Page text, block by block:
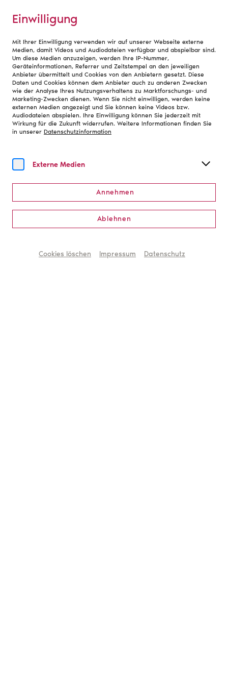
Einwilligung
Mit Ihrer Einwilligung verwenden wir auf unserer Webseite externe
Medien, damit Videos und Audiodateien verfügbar und abspielbar sind.
Um diese Medien anzuzeigen, werden Ihre IP-Nummer,
Geräteinformationen, Referrer und Zeitstempel an den jeweiligen
Anbieter übermittelt und Cookies von den Anbietern gesetzt. Diese
Daten und Cookies können dem Anbieter auch zu anderen Zwecken
wie der Analyse Ihres Nutzungsverhaltens zu Marktforschungs- und
Marketing-Zwecken dienen. Wenn Sie nicht einwilligen, werden keine
externen Medien angezeigt und Sie können keine Videos bzw.
Audiodateien abspielen. Ihre Einwilligung können Sie jederzeit mit
Wirkung für die Zukunft widerrufen. Weitere Informationen finden Sie
in unserer Datenschutzinformation
Externe Medien
Annehmen
Ablehnen
Cookies löschen Impressum Datenschutz
Home
Ansprechpersonen